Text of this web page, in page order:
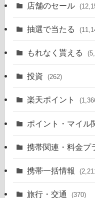
店舗のセール
抽選で当たる
もれなく貰える
投資 (262)
楽天ポイント
ポイント・マイル
携帯関連・料金プ
携帯一括情報
旅行・交通 (370)